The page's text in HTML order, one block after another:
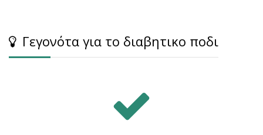
Γεγονότα για το διαβητικo πoδι